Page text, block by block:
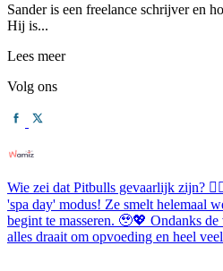
Sander is een freelance schrijver en
Hij is...
Lees meer
Volg ons
Wie zei dat Pitbulls gevaarlijk zijn?
'spa day' modus! Ze smelt helemaal
begint te masseren. 🥹💖 Ondanks
alles draait om opvoeding en heel